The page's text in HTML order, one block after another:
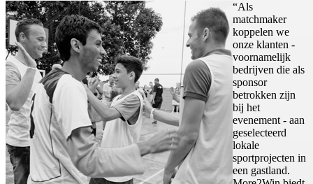
“Als
matchmaker
koppelen we
onze klanten -
voornamelijk
bedrijven die als
sponsor
betrokken zijn
bij het
evenement - aan
geselecteerd
lokale
sportprojecten in
een gastland.